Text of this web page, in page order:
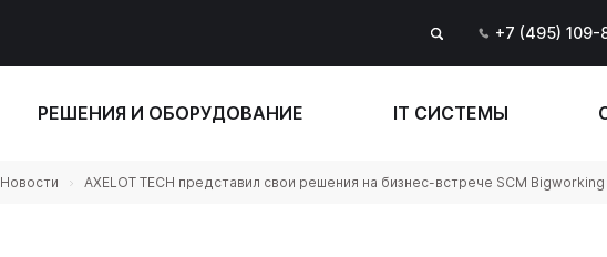
+7 (495) 109-
РЕШЕНИЯ И ОБОРУДОВАНИЕ IT СИСТЕМЫ
Новости AXELOT TECH представил свои решения на бизнес-встрече SCM Bigworking